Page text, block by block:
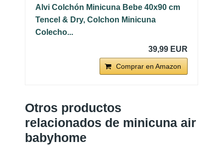
Alvi Colchón Minicuna Bebe 40x90 cm
Tencel & Dry, Colchon Minicuna
Colecho...
39,99 EUR
Comprar en Amazon
Otros productos
relacionados de minicuna air
babyhome